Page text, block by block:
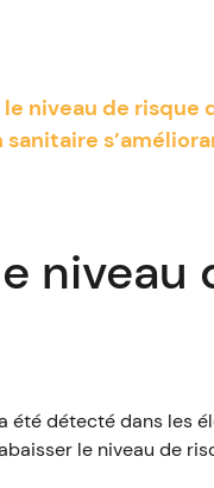
niveau de
niveau
été détecté dans les
le niveau de